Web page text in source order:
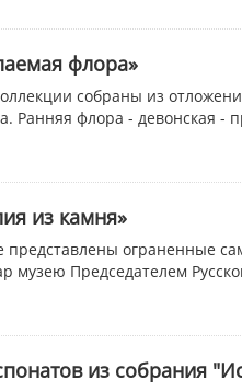
флора»
собраны из
Ранняя флора - девонская -
из камня»
представлены ограненные
музею Председателем
из собрания